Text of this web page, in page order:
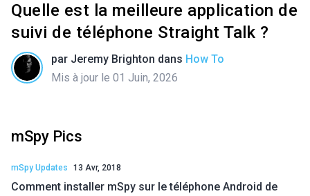
Quelle est la meilleure application de
suivi de téléphone Straight Talk ?
par Jeremy Brighton dans How To
Mis à jour le 01 Juin, 2026
mSpy Pics
mSpy Updates 13 Avr, 2018
Comment installer mSpy sur le téléphone Android de